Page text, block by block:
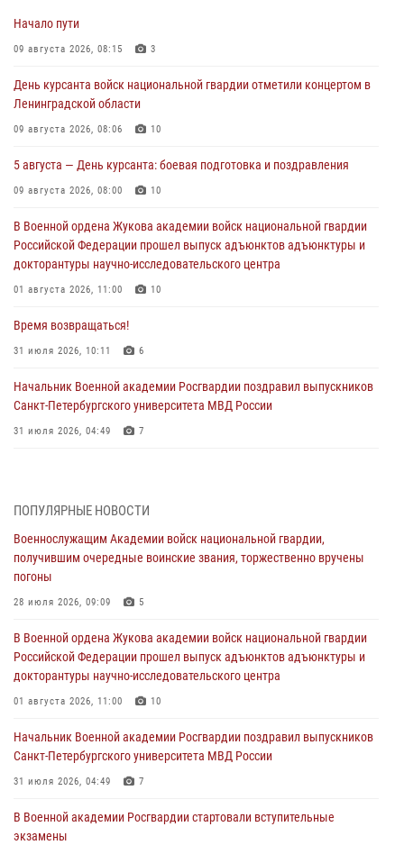
Начало пути
09 августа 2026, 08:15 3
День курсанта войск национальной гвардии отметили концертом в
Ленинградской области
09 августа 2026, 08:06 10
5 августа — День курсанта: боевая подготовка и поздравления
09 августа 2026, 08:00 10
В Военной ордена Жукова академии войск национальной гвардии
Российской Федерации прошел выпуск адъюнктов адъюнктуры и
докторантуры научно-исследовательского центра
01 августа 2026, 11:00 10
Время возвращаться!
31 июля 2026, 10:11 6
Начальник Военной академии Росгвардии поздравил выпускников
Санкт-Петербургского университета МВД России
31 июля 2026, 04:49 7
Росгвардии - князя Владимира
Военнослужащим Академии войск национальной гвардии,
получившим очередные воинские звания, торжественно вручены
погоны
В Военной академии Росгвардии оглашены итоги абитуриентских
сборов 2026 года
27 июля 2026, 14:49 7
Военная академия информирует!
ПОПУЛЯРНЫЕ НОВОСТИ
Военнослужащим Академии войск национальной гвардии,
получившим очередные воинские звания, торжественно вручены
погоны
28 июля 2026, 09:09 5
В Военной ордена Жукова академии войск национальной гвардии
Российской Федерации прошел выпуск адъюнктов адъюнктуры и
докторантуры научно-исследовательского центра
01 августа 2026, 11:00 10
Начальник Военной академии Росгвардии поздравил выпускников
Санкт-Петербургского университета МВД России
31 июля 2026, 04:49 7
В Военной академии Росгвардии стартовали вступительные
экзамены